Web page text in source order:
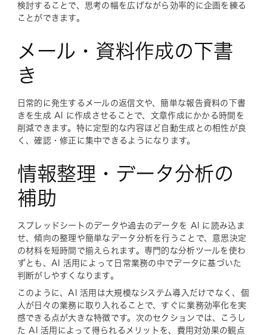
検討することで、思考の幅を広げながら効率的に企画を練る
ことができます。
メール・資料作成の下書
き
日常的に発生するメールの返信文や、簡単な報告資料の下書
きを生成 AI に作成させることで、文章作成にかかる時間を
削減できます。特に定型的な内容ほど自動生成との相性が良
く、確認・修正に集中できるようになります。
情報整理・データ分析の
補助
スプレッドシートのデータや過去のデータを AI に読み込ま
せ、傾向の整理や簡単なデータ分析を行うことで、意思決定
の材料を短時間で揃えられます。専門的な分析ツールを使わ
ずとも、AI 活用によって日常業務の中でデータに基づいた
判断がしやすくなります。
このように、AI 活用は大規模なシステム導入だけでなく、個
人が日々の業務に取り入れることで、すぐに業務効率化を実
感できる点が大きな特徴です。次のセクションでは、こうし
た AI 活用によって得られるメリットを、費用対効果の観点